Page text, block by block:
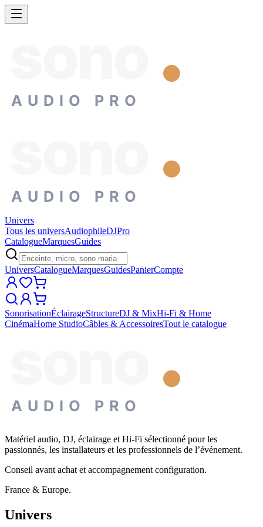
AUDIO PRO
AUDIO PRO
Univers
Tous les universAudiophileDJPro
CatalogueMarquesGuides
UniversCatalogueMarquesGuidesPanierCompte
SonorisationÉclairageStructureDJ & MixHi-Fi & Home
CinémaHome StudioCâbles & AccessoiresTout le catalogue
AUDIO PRO
Matériel audio, DJ, éclairage et Hi-Fi sélectionné pour les
passionnés, les installateurs et les professionnels de l’événement.
Conseil avant achat et accompagnement configuration.
France & Europe.
Univers